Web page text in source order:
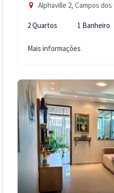
Alphaville 2, Campos
2 Quartos 1 Banheiro
Mais informações